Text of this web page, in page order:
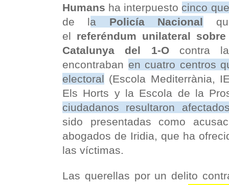
Humans ha interpuesto cinco
de la Policía Nacional
el referéndum unilateral
Catalunya del 1-O contra
encontraban en cuatro centros
electoral (Escola Mediterrània,
Els Horts y la Escola de la
ciudadanos resultaron
sido presentadas como
abogados de Iridia, que ha
las víctimas.
Las querellas por un delito